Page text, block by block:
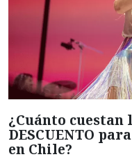
¿Cuánto cuestan
DESCUENTO
en Chile?